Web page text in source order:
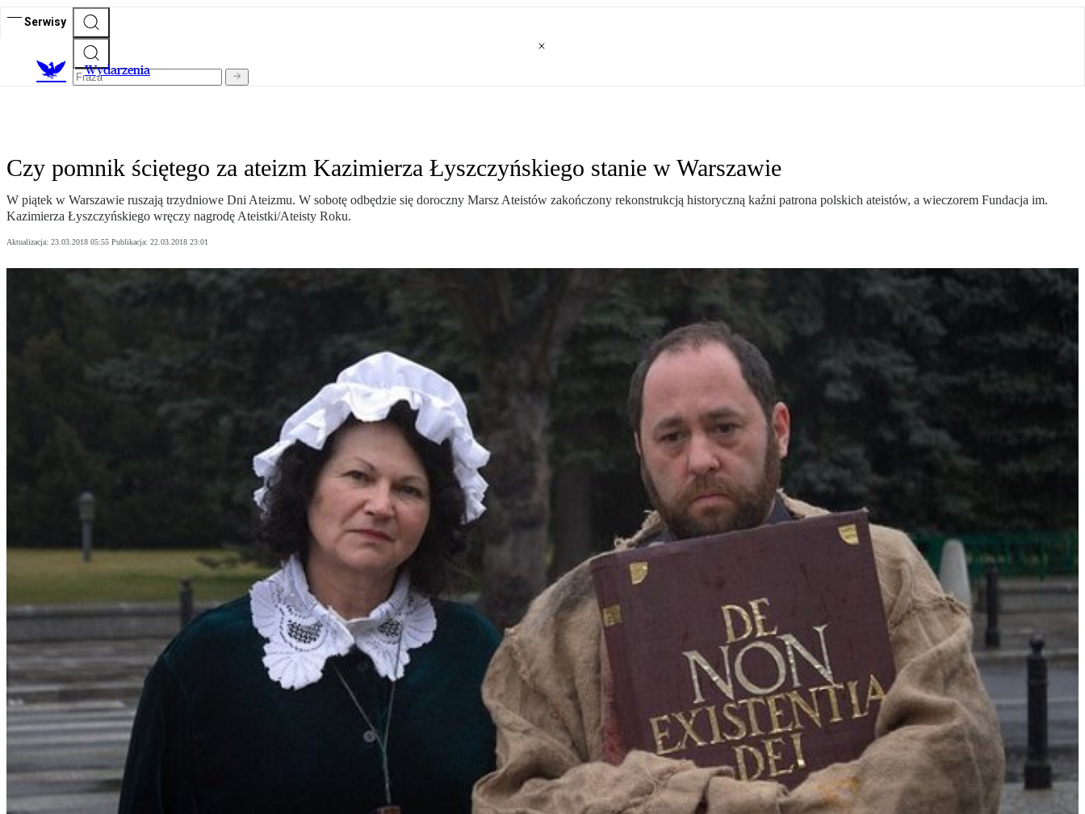
Serwisy
Wydarzenia
Czy pomnik ściętego za ateizm Kazimierza Łyszczyńskiego stanie w Warszawie
W piątek w Warszawie ruszają trzydniowe Dni Ateizmu. W sobotę odbędzie się doroczny Marsz Ateistów zakończony rekonstrukcją historyczną kaźni patrona polskich ateistów, a wieczorem Fundacja im.
Kazimierza Łyszczyńskiego wręczy nagrodę Ateistki/Ateisty Roku.
Aktualizacja: 23.03.2018 05:55 Publikacja: 22.03.2018 23:01